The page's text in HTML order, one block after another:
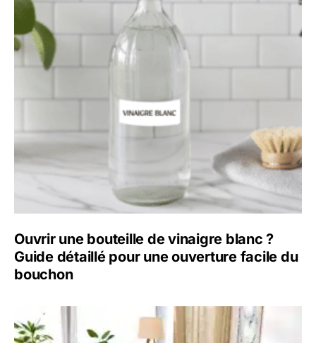
Ouvrir une bouteille de vinaigre blanc ?
Guide détaillé pour une ouverture facile du
bouchon